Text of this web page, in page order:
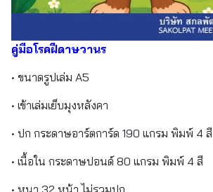
คู่มือโรคฝีดาษวานร
• ขนาดรูปเล่ม A5
• เข้าเล่มเย็บมุงหลังคา
• ปก กระดาษอาร์ตการ์ด 190 แกรม พิมพ์ 4 สี
• เนื้อใน กระดาษปอนด์ 80 แกรม พิมพ์ 4 สี
• หนา 32 หน้า ไม่รวมปก